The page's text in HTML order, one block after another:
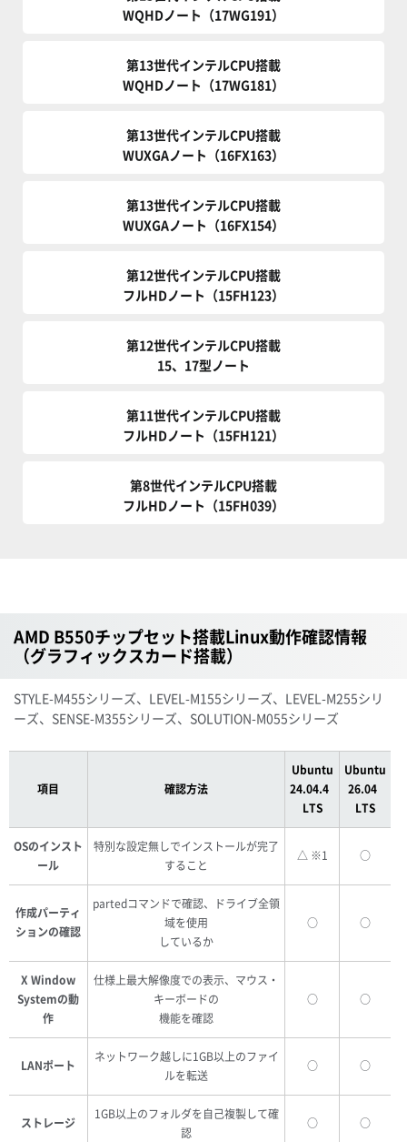
WQHDノート（17WG191）
第13世代インテルCPU搭載
WQHDノート（17WG181）
第13世代インテルCPU搭載
WUXGAノート（16FX163）
第13世代インテルCPU搭載
WUXGAノート（16FX154）
第12世代インテルCPU搭載
フルHDノート（15FH123）
第12世代インテルCPU搭載
15、17型ノート
第11世代インテルCPU搭載
フルHDノート（15FH121）
第8世代インテルCPU搭載
フルHDノート（15FH039）
AMD B550チップセット搭載Linux動作確認情報
（グラフィックスカード搭載）
STYLE-M455シリーズ、LEVEL-M155シリーズ、LEVEL-M255シリ
ーズ、SENSE-M355シリーズ、SOLUTION-M055シリーズ
項目 確認方法
Ubuntu
24.04.4
LTS
Ubuntu
26.04
LTS
OSのインスト
ール
特別な設定無しでインストールが完了
すること
△ ※1 ○
作成パーティ
ションの確認
partedコマンドで確認、ドライブ全領
域を使用
しているか
○ ○
X Window
Systemの動
作
仕様上最大解像度での表示、マウス・
キーボードの
機能を確認
○ ○
LANポート
ネットワーク越しに1GB以上のファイ
ルを転送
○ ○
ストレージ
1GB以上のフォルダを自己複製して確
認
○ ○